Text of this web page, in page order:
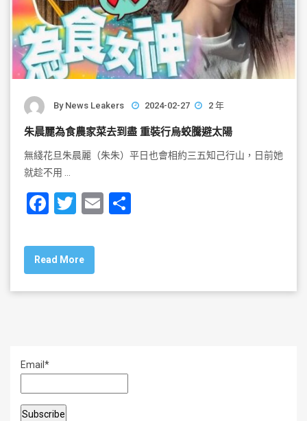
By News Leakers 2024-02-27 2 年
朱晨麗為食農家菜去到盡 重裝行烏蛟騰避太陽
無綫花旦朱晨麗（朱朱）平日也會相約三五知己行山，日前她
就趁不用 …
F
c
e
b
k
T
tt
er
E
Read More
Email*